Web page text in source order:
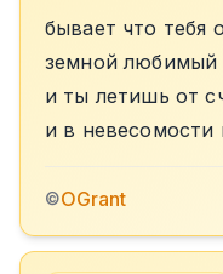
бывает что тебя
земной любимый
и ты летишь от
и в невесомости
©OGrant